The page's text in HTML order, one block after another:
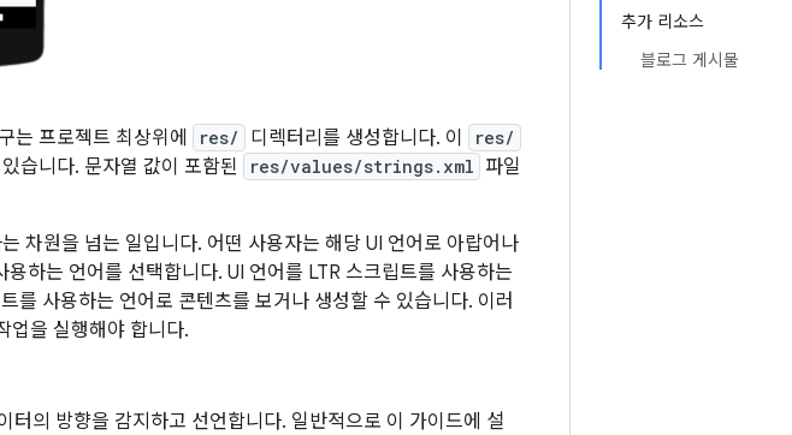
추가 리소스
블로그 게시물
는 프로젝트 최상위에 res/ 디렉터리를 생성합니다. 이 res/
습니다. 문자열 값이 포함된 res/values/strings.xml 파일
차원을 넘는 일입니다. 어떤 사용자는 해당 UI 언어로 아랍어나
하는 언어를 선택합니다. UI 언어를 LTR 스크립트를 사용하는
를 사용하는 언어로 콘텐츠를 보거나 생성할 수 있습니다. 이러
업을 실행해야 합니다.
터의 방향을 감지하고 선언합니다. 일반적으로 이 가이드에 설